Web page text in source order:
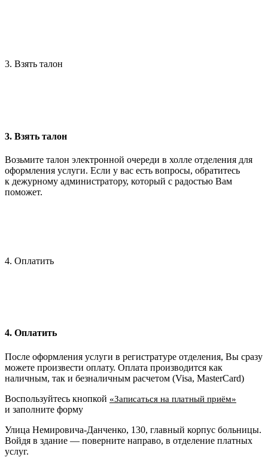
3. Взять талон
3. Взять талон
Возьмите талон электронной очереди в холле отделения для
оформления услуги. Если у вас есть вопросы, обратитесь
к дежурному администратору, который с радостью Вам
поможет.
4. Оплатить
4. Оплатить
После оформления услуги в регистратуре отделения, Вы сразу
можете произвести оплату. Оплата производится как
наличным, так и безналичным расчетом (Visa, MasterCard)
Воспользуйтесь кнопкой «Записаться на платный приём»
и заполните форму
Улица Немировича-Данченко, 130, главный корпус больницы.
Войдя в здание — поверните направо, в отделение платных
услуг.